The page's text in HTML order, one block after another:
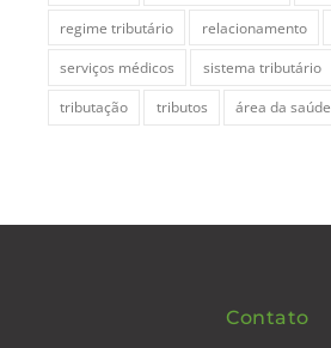
regime tributário
relacionamento
serviços médicos
sistema tributário
tributação
tributos área da saúde
Contato